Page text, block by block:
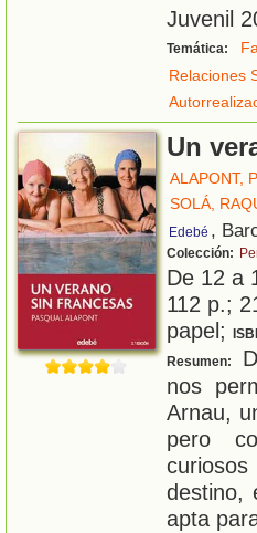
Juvenil
Temática:
Relaciones
Un
ALAPONT,
SOLÁ,
Edebé ,
Colección:
De 12 a
112 p.;
papel;
Resumen:
nos
Arnau,
pero
destino,
apta